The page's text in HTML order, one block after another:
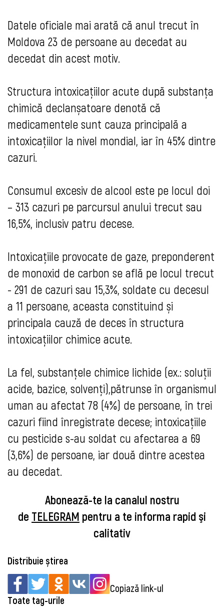
Datele oficiale mai arată că anul trecut în
Moldova 23 de persoane au decedat au
decedat din acest motiv.
Structura intoxicațiilor acute după substanța
chimică declanșatoare denotă că
medicamentele sunt cauza principală a
intoxicațiilor la nivel mondial, iar în 45% dintre
cazuri.
Consumul excesiv de alcool este pe locul doi
– 313 cazuri pe parcursul anului trecut sau
16,5%, inclusiv patru decese.
Intoxicațiile provocate de gaze, preponderent
de monoxid de carbon se află pe locul trecut
- 291 de cazuri sau 15,3%, soldate cu decesul
a 11 persoane, aceasta constituind și
principala cauză de deces în structura
intoxicațiilor chimice acute.
La fel, substanțele chimice lichide (ex.: soluții
acide, bazice, solvenți),pătrunse în organismul
uman au afectat 78 (4%) de persoane, în trei
cazuri fiind înregistrate decese; intoxicațiile
cu pesticide s-au soldat cu afectarea a 69
(3,6%) de persoane, iar două dintre acestea
au decedat.
Abonează-te la canalul nostru
de TELEGRAM pentru a te informa rapid şi
calitativ
Distribuie știrea
Copiază link-ul
Toate tag-urile